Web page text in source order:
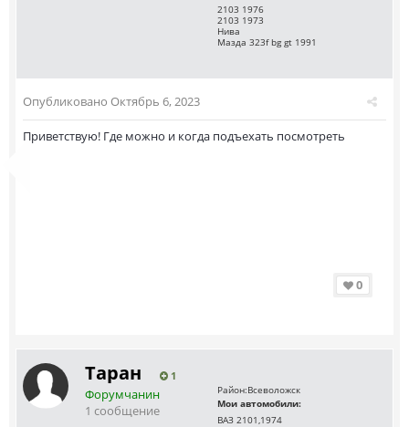
2103 1976
2103 1973
Нива
Мазда 323f bg gt 1991
Опубликовано Октябрь 6, 2023
Приветствую! Где можно и когда подъехать посмотреть
0
Таран 1
Форумчанин
1 сообщение
Район:Всеволожск
Мои автомобили:
ВАЗ 2101,1974